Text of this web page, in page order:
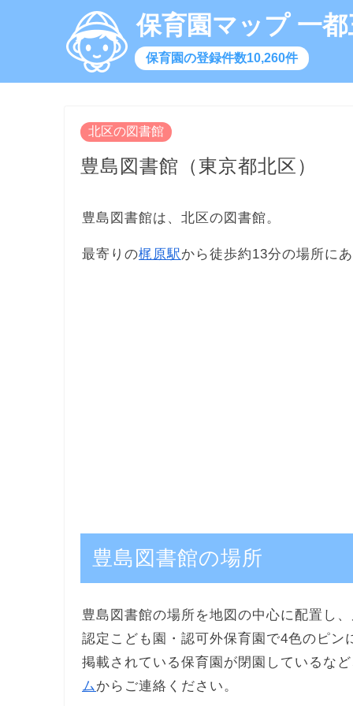
保育園マップ 一
保育園の登録件数10,260件
北区の図書館
豊島図書館（東京都北区）
豊島図書館は、北区の図書館。
最寄りの梶原駅から徒歩約13分の場所に
豊島図書館の場所
豊島図書館の場所を地図の中心に配置し
認定こども園・認可外保育園で4色のピン
掲載されている保育園が閉園しているな
ム からご連絡ください。